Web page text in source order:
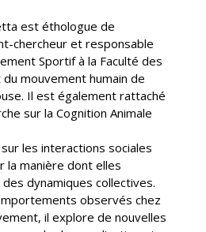
est éthologue de
chercheur et responsable
Sportif à la Faculté des
mouvement humain de
Il est également rattaché
sur la Cognition Animale
les interactions sociales
la manière dont elles
dynamiques collectives.
observés chez
il explore de nouvelles